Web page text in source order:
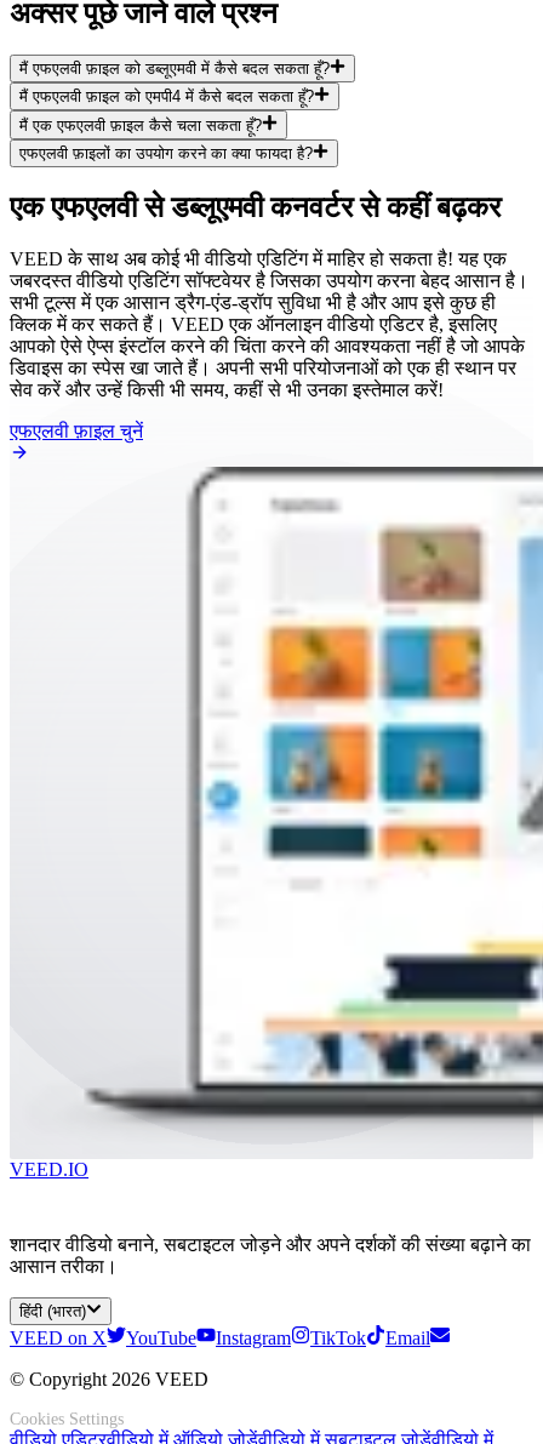
अक्सर पूछे जाने वाले प्रश्न
मैं एफएलवी फ़ाइल को डब्लूएमवी में कैसे बदल सकता हूँ?
मैं एफएलवी फ़ाइल को एमपी4 में कैसे बदल सकता हूँ?
मैं एक एफएलवी फ़ाइल कैसे चला सकता हूँ?
एफएलवी फ़ाइलों का उपयोग करने का क्या फायदा है?
एक एफएलवी से डब्लूएमवी कनवर्टर से कहीं बढ़कर
VEED के साथ अब कोई भी वीडियो एडिटिंग में माहिर हो सकता है! यह एक
जबरदस्त वीडियो एडिटिंग सॉफ्टवेयर है जिसका उपयोग करना बेहद आसान है।
सभी टूल्स में एक आसान ड्रैग-एंड-ड्रॉप सुविधा भी है और आप इसे कुछ ही
क्लिक में कर सकते हैं। VEED एक ऑनलाइन वीडियो एडिटर है, इसलिए
आपको ऐसे ऐप्स इंस्टॉल करने की चिंता करने की आवश्यकता नहीं है जो आपके
डिवाइस का स्पेस खा जाते हैं। अपनी सभी परियोजनाओं को एक ही स्थान पर
सेव करें और उन्हें किसी भी समय, कहीं से भी उनका इस्तेमाल करें!
एफएलवी फ़ाइल चुनें
VEED.IO
शानदार वीडियो बनाने, सबटाइटल जोड़ने और अपने दर्शकों की संख्या बढ़ाने का
आसान तरीका।
हिंदी (भारत)
VEED on X YouTube Instagram TikTok
Email
© Copyright 2026 VEED
Cookies Settings
वीडियो एडिटरवीडियो में ऑडियो जोड़ेंवीडियो में सबटाइटल जोड़ेंवीडियो में